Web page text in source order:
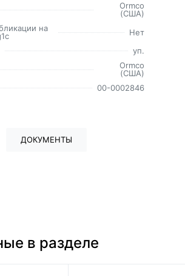
Ormco
(США)
на
Нет
уп.
Ormco
(США)
00-0002846
ДОКУМЕНТЫ
в разделе